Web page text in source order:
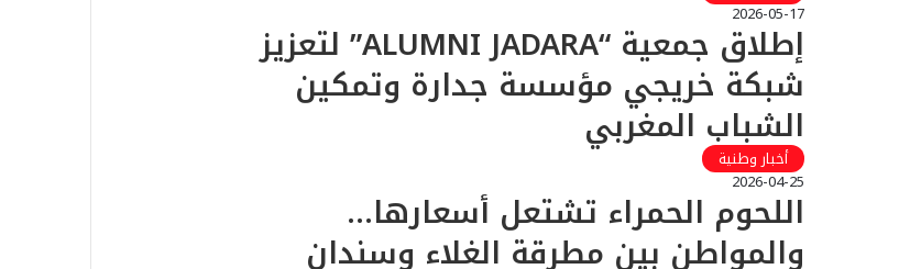
2026-05-17
إطلاق جمعية “ALUMNI JADARA” لتعزيز
شبكة خريجي مؤسسة جدارة وتمكين
الشباب المغربي
أخبار وطنية
2026-04-25
اللحوم الحمراء تشتعل أسعارها…
والمواطن بين مطرقة الغلاء وسندان